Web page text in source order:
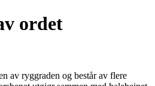
ordet
av ryggraden og består av flere